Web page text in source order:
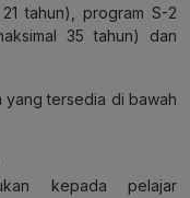
tahun), program S-2
35 tahun) dan
tersedia di bawah
kepada pelajar